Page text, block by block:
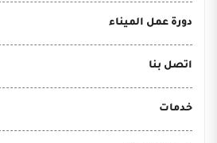
دورة عمل الميناء
اتصل بنا
خدمات